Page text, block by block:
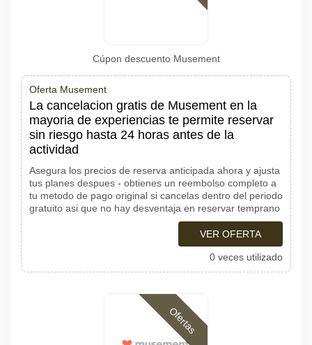
Cúpon descuento Musement
Oferta Musement
La cancelacion gratis de Musement en la
mayoria de experiencias te permite reservar
sin riesgo hasta 24 horas antes de la
actividad
Asegura los precios de reserva anticipada ahora y ajusta
tus planes despues - obtienes un reembolso completo a
tu metodo de pago original si cancelas dentro del periodo
gratuito asi que no hay desventaja en reservar temprano
VER OFERTA
0 veces utilizado
Ofertas